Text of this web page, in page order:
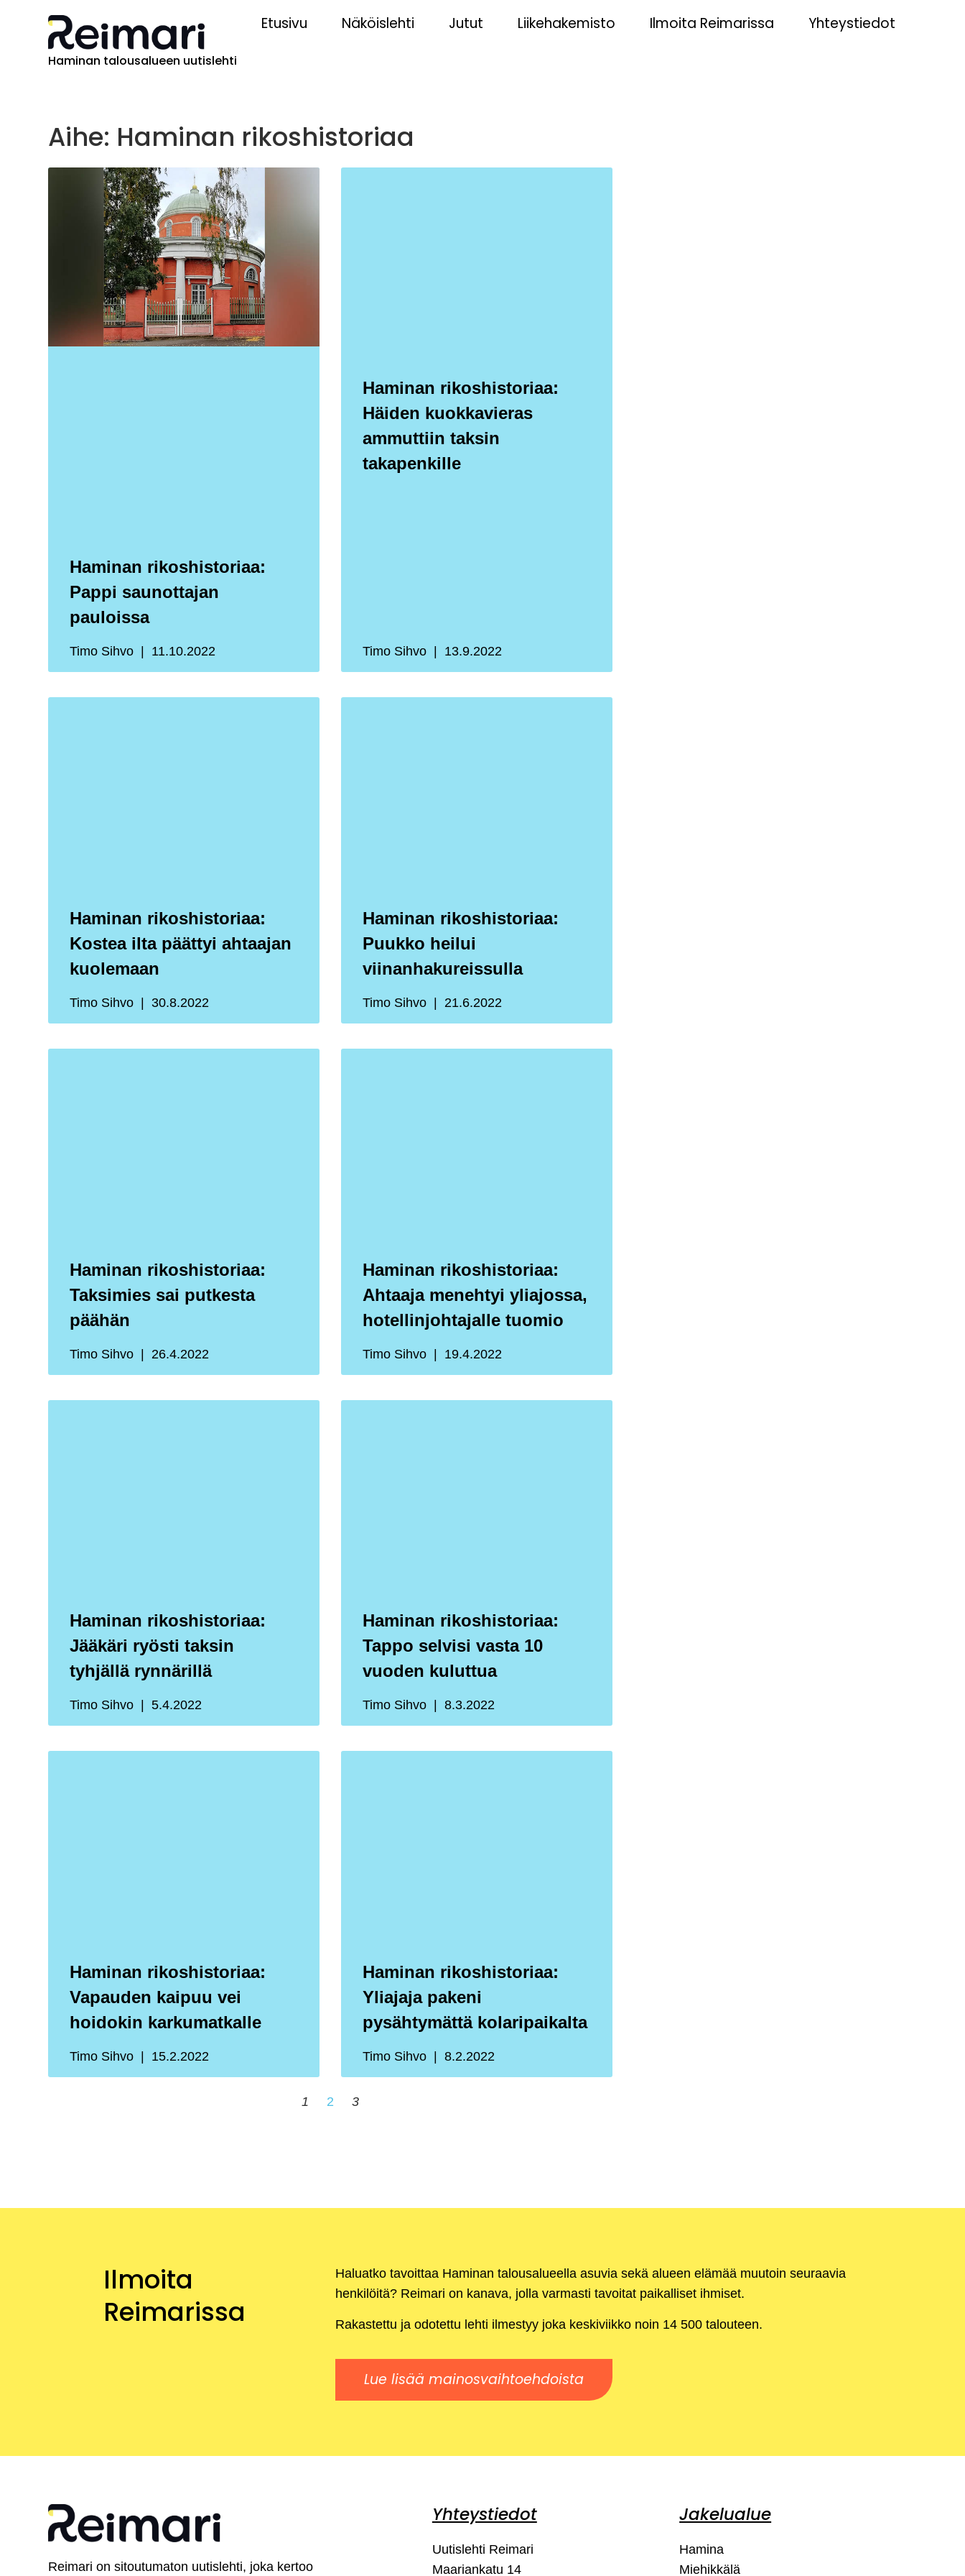
Haminan talousalueen uutislehti
Etusivu Näköislehti Jutut Liikehakemisto Ilmoita Reimarissa Yhteystiedot
Aihe: Haminan rikoshistoriaa
Haminan rikoshistoriaa:
Pappi saunottajan
pauloissa
Timo Sihvo 11.10.2022
Haminan rikoshistoriaa:
Häiden kuokkavieras
ammuttiin taksin
takapenkille
Timo Sihvo 13.9.2022
Haminan rikoshistoriaa:
Kostea ilta päättyi ahtaajan
kuolemaan
Timo Sihvo 30.8.2022
Haminan rikoshistoriaa:
Puukko heilui
viinanhakureissulla
Timo Sihvo 21.6.2022
Haminan rikoshistoriaa:
Taksimies sai putkesta
päähän
Timo Sihvo 26.4.2022
Haminan rikoshistoriaa:
Ahtaaja menehtyi yliajossa,
hotellinjohtajalle tuomio
Timo Sihvo 19.4.2022
Haminan rikoshistoriaa:
Jääkäri ryösti taksin
tyhjällä rynnärillä
Timo Sihvo 5.4.2022
Haminan rikoshistoriaa:
Tappo selvisi vasta 10
vuoden kuluttua
Timo Sihvo 8.3.2022
Haminan rikoshistoriaa:
Vapauden kaipuu vei
hoidokin karkumatkalle
Timo Sihvo 15.2.2022
Haminan rikoshistoriaa:
Yliajaja pakeni
pysähtymättä kolaripaikalta
Timo Sihvo 8.2.2022
1 2 3
Ilmoita
Reimarissa
Haluatko tavoittaa Haminan talousalueella asuvia sekä alueen elämää muutoin seuraavia
henkilöitä? Reimari on kanava, jolla varmasti tavoitat paikalliset ihmiset.
Rakastettu ja odotettu lehti ilmestyy joka keskiviikko noin 14 500 talouteen.
Lue lisää mainosvaihtoehdoista
Reimari on sitoutumaton uutislehti, joka kertoo
Yhteystiedot
Uutislehti Reimari
Maariankatu 14
Jakelualue
Hamina
Miehikkälä